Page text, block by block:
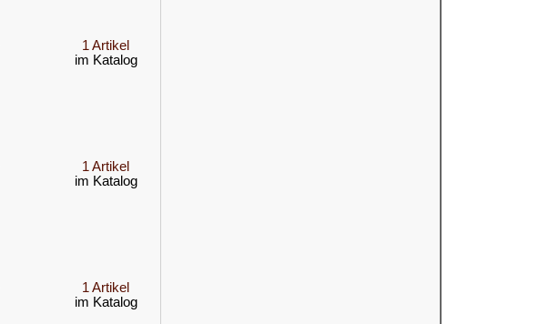
1 Artikel
im Katalog
1 Artikel
im Katalog
1 Artikel
im Katalog